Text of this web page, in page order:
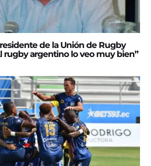
de la Unión de Rugby
rugby argentino lo veo muy bien”